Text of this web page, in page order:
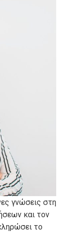
γνώσεις στη
και τον
το